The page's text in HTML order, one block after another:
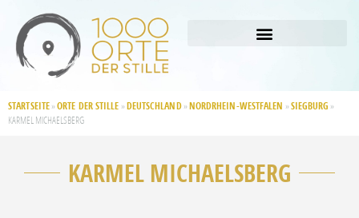
STARTSEITE » ORTE DER STILLE » DEUTSCHLAND» NORDRHEIN-WESTFALEN » SIEGBURG »
KARMEL MICHAELSBERG
KARMEL MICHAELSBERG